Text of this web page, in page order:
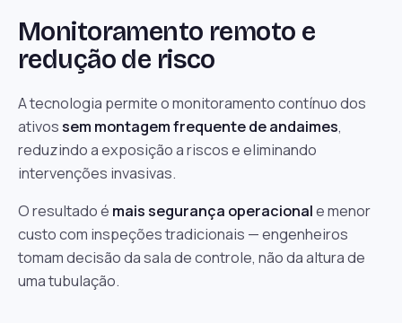
Monitoramento remoto e
redução de risco
A tecnologia permite o monitoramento contínuo dos
ativossem montagem frequente de andaimes,
reduzindo a exposição a riscos e eliminando
intervenções invasivas.
O resultado é mais segurança operacionale menor
custo com inspeções tradicionais — engenheiros
tomam decisão da sala de controle, não da altura de
uma tubulação.